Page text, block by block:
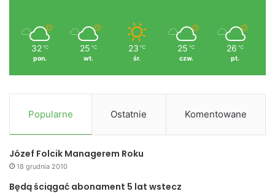
32 ℃
pon.
25 ℃
wt.
23 ℃
śr.
25 ℃
czw.
26 ℃
pt.
Popularne Ostatnie Komentowane
Józef Folcik Managerem Roku
18 grudnia 2010
Będą ściągać abonament 5 lat wstecz